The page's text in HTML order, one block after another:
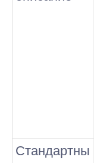
Стандартны